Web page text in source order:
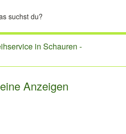
in Schauren -
Anzeigen